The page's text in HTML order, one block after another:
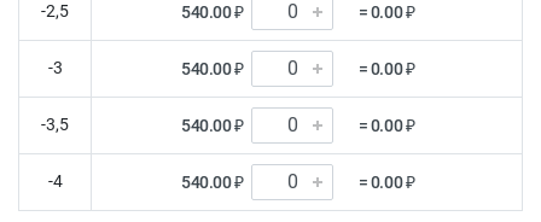
-2,5 540.00 ₽ = 0.00 ₽
-3 540.00 ₽ = 0.00 ₽
-3,5 540.00 ₽ = 0.00 ₽
-4 540.00 ₽ = 0.00 ₽